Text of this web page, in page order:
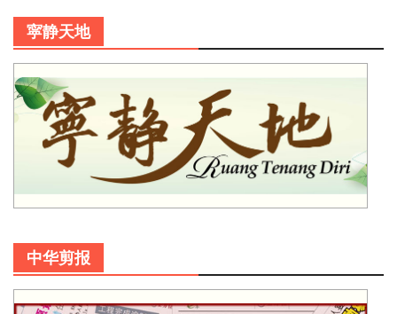
寜静天地
中华剪报